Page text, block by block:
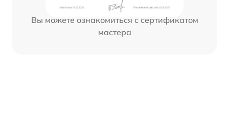
Вы можете ознакомиться с сертификатом
мастера